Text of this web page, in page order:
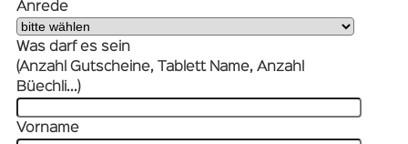
Anrede
Was darf es sein
(Anzahl Gutscheine, Tablett Name, Anzahl
Büechli...)
Vorname